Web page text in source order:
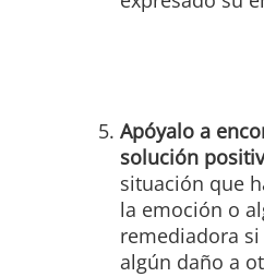
Apóyalo a
solución
situación que
la emoción o
remediadora
algún daño a